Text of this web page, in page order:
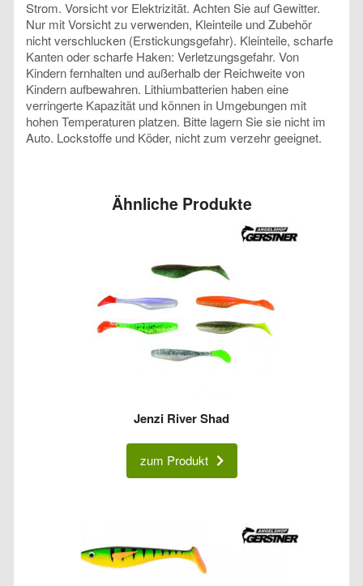
Strom. Vorsicht vor Elektrizität. Achten Sie auf Gewitter.
Nur mit Vorsicht zu verwenden, Kleinteile und Zubehör
nicht verschlucken (Erstickungsgefahr). Kleinteile, scharfe
Kanten oder scharfe Haken: Verletzungsgefahr. Von
Kindern fernhalten und außerhalb der Reichweite von
Kindern aufbewahren. Lithiumbatterien haben eine
verringerte Kapazität und können in Umgebungen mit
hohen Temperaturen platzen. Bitte lagern Sie sie nicht im
Auto. Lockstoffe und Köder, nicht zum verzehr geeignet.
Ähnliche Produkte
Jenzi River Shad
zum Produkt